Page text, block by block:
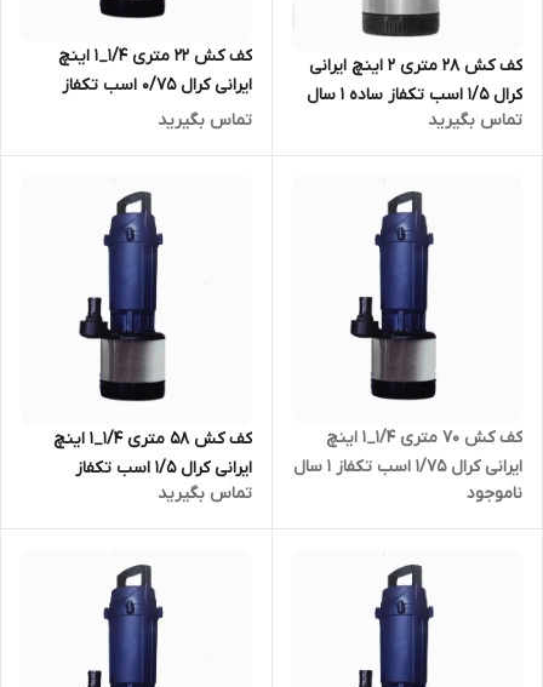
کف کش ۲۸ متری ۲ اینچ ایرانی
کرال ۱/۵ اسب تکفاز ساده ۱ سال
FS
تماس بگیرید
کف کش ۲۲ متری ۱/۴_۱ اینچ
ایرانی کرال ۰/۷۵ اسب تکفاز
تماس بگیرید
کف کش ۷۰ متری ۱/۴_۱ اینچ
ایرانی کرال ۱/۷۵ اسب تکفاز ۱ سال
FS | کفکش 1.25 اینچ ایرانی با
ناموجود
کف کش ۵۸ متری ۱/۴_۱ اینچ
ایرانی کرال ۱/۵ اسب تکفاز
QMX-45809-FS
تماس بگیرید